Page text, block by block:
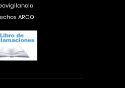
ARCO